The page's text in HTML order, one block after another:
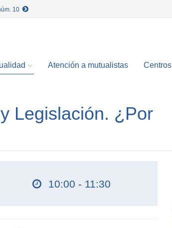
10
Atención a mutualistas Centros
Legislación. ¿Por
10:00 - 11:30